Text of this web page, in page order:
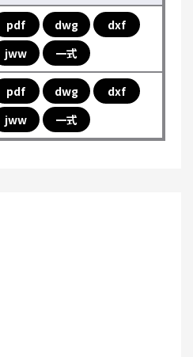
pdf dwg
dxf
jww
一式
pdf dwg
dxf
jww
一式